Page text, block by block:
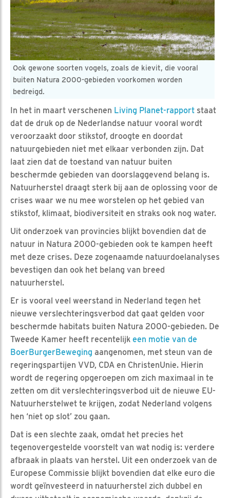
Ook gewone soorten vogels, zoals de kievit, die vooral
buiten Natura 2000-gebieden voorkomen worden
bedreigd.
In het in maart verschenen Living Planet-rapport staat
dat de druk op de Nederlandse natuur vooral wordt
veroorzaakt door stikstof, droogte en doordat
natuurgebieden niet met elkaar verbonden zijn. Dat
laat zien dat de toestand van natuur buiten
beschermde gebieden van doorslaggevend belang is.
Natuurherstel draagt sterk bij aan de oplossing voor de
crises waar we nu mee worstelen op het gebied van
stikstof, klimaat, biodiversiteit en straks ook nog water.
Uit onderzoek van provincies blijkt bovendien dat de
natuur in Natura 2000-gebieden ook te kampen heeft
met deze crises. Deze zogenaamde natuurdoelanalyses
bevestigen dan ook het belang van breed
natuurherstel.
Er is vooral veel weerstand in Nederland tegen het
nieuwe verslechteringsverbod dat gaat gelden voor
beschermde habitats buiten Natura 2000-gebieden. De
Tweede Kamer heeft recentelijk een motie van de
BoerBurgerBeweging aangenomen, met steun van de
regeringspartijen VVD, CDA en ChristenUnie. Hierin
wordt de regering opgeroepen om zich maximaal in te
zetten om dit verslechteringsverbod uit de nieuwe EU-
Natuurherstelwet te krijgen, zodat Nederland volgens
hen ‘niet op slot’ zou gaan.
Dat is een slechte zaak, omdat het precies het
tegenovergestelde voorstelt van wat nodig is: verdere
afbraak in plaats van herstel. Uit een onderzoek van de
Europese Commissie blijkt bovendien dat elke euro die
wordt geïnvesteerd in natuurherstel zich dubbel en